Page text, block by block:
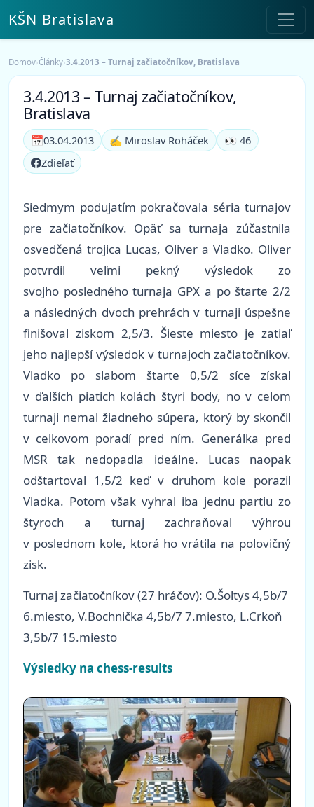
KŠN Bratislava
Domov›Články›3.4.2013 – Turnaj začiatočníkov, Bratislava
3.4.2013 – Turnaj začiatočníkov,
Bratislava
📅03.04.2013 ✍️ Miroslav Roháček
👀 46
Zdieľať
Siedmym podujatím pokračovala séria turnajov
pre začiatočníkov. Opäť sa turnaja zúčastnila
osvedčená trojica Lucas, Oliver a Vladko. Oliver
potvrdil veľmi pekný výsledok zo
svojho posledného turnaja GPX a po štarte 2/2
a následných dvoch prehrách v turnaji úspešne
finišoval ziskom 2,5/3. Šieste miesto je zatiaľ
jeho najlepší výsledok v turnajoch začiatočníkov.
Vladko po slabom štarte 0,5/2 síce získal
v ďalších piatich kolách štyri body, no v celom
turnaji nemal žiadneho súpera, ktorý by skončil
v celkovom poradí pred ním. Generálka pred
MSR tak nedopadla ideálne. Lucas naopak
odštartoval 1,5/2 keď v druhom kole porazil
Vladka. Potom však vyhral iba jednu partiu zo
štyroch a turnaj zachraňoval výhrou
v poslednom kole, ktorá ho vrátila na polovičný
zisk.
Turnaj začiatočníkov (27 hráčov): O.Šoltys 4,5b/7
6.miesto, V.Bochnička 4,5b/7 7.miesto, L.Crkoň
3,5b/7 15.miesto
Výsledky na chess-results